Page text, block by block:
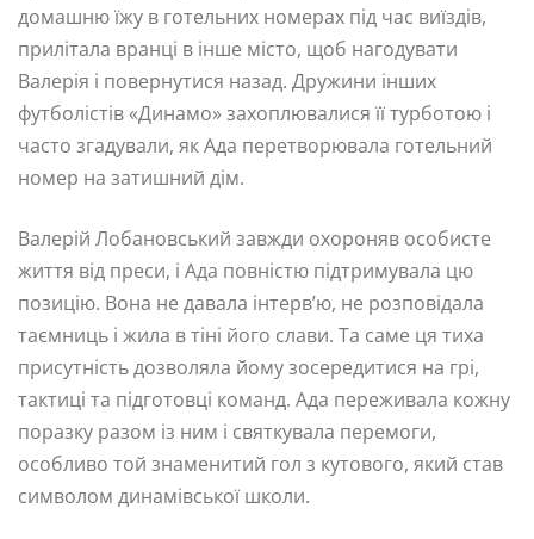
домашню їжу в готельних номерах під час виїздів,
прилітала вранці в інше місто, щоб нагодувати
Валерія і повернутися назад. Дружини інших
футболістів «Динамо» захоплювалися її турботою і
часто згадували, як Ада перетворювала готельний
номер на затишний дім.
Валерій Лобановський завжди охороняв особисте
життя від преси, і Ада повністю підтримувала цю
позицію. Вона не давала інтерв’ю, не розповідала
таємниць і жила в тіні його слави. Та саме ця тиха
присутність дозволяла йому зосередитися на грі,
тактиці та підготовці команд. Ада переживала кожну
поразку разом із ним і святкувала перемоги,
особливо той знаменитий гол з кутового, який став
символом динамівської школи.